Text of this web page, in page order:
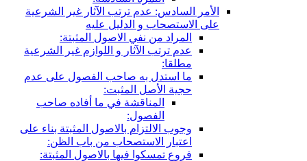
الأمر السادس: عدم ترتب الآثار غير الشرعية
على الاستصحاب و الدليل عليه
المراد من نفي الاصول المثبتة:
عدم ترتب الآثار و اللوازم غير الشرعية
مطلقا:
ما استدل به صاحب الفصول على عدم
حجية الأصل المثبت:
المناقشة في ما أفاده صاحب
الفصول:
وجوب الالتزام بالاصول المثبتة بناء على
اعتبار الاستصحاب من باب الظن:
فروع تمسكوا فيها بالاصول المثبتة: